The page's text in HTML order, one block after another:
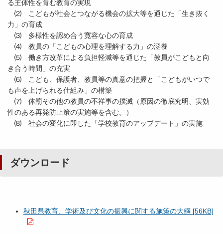
る主体性を育む教育の実現
⑵ こどもが社会とつながる機会の拡大等を通じた「生き抜く
力」の育成
⑶ 多様性を認め合う寛容な心の育成
⑷ 教員の「こどもの心理を理解する力」の涵養
⑸ 働き方改革による負担軽減等を通じた「教員がこどもと向
き合う時間」の充実
⑹ こども、保護者、教員等の真意の把握と「こどもがいつで
も声を上げられる仕組み」の構築
⑺ 体罰その他の教員の不祥事の撲滅（原因の徹底究明、実効
性のある再発防止策の実施等を含む。）
⑻ 社会の変化に即した「学校教育のアップデート」の実施
ダウンロード
秋田県教育、学術及び文化の振興に関する施策の大綱 [56KB]